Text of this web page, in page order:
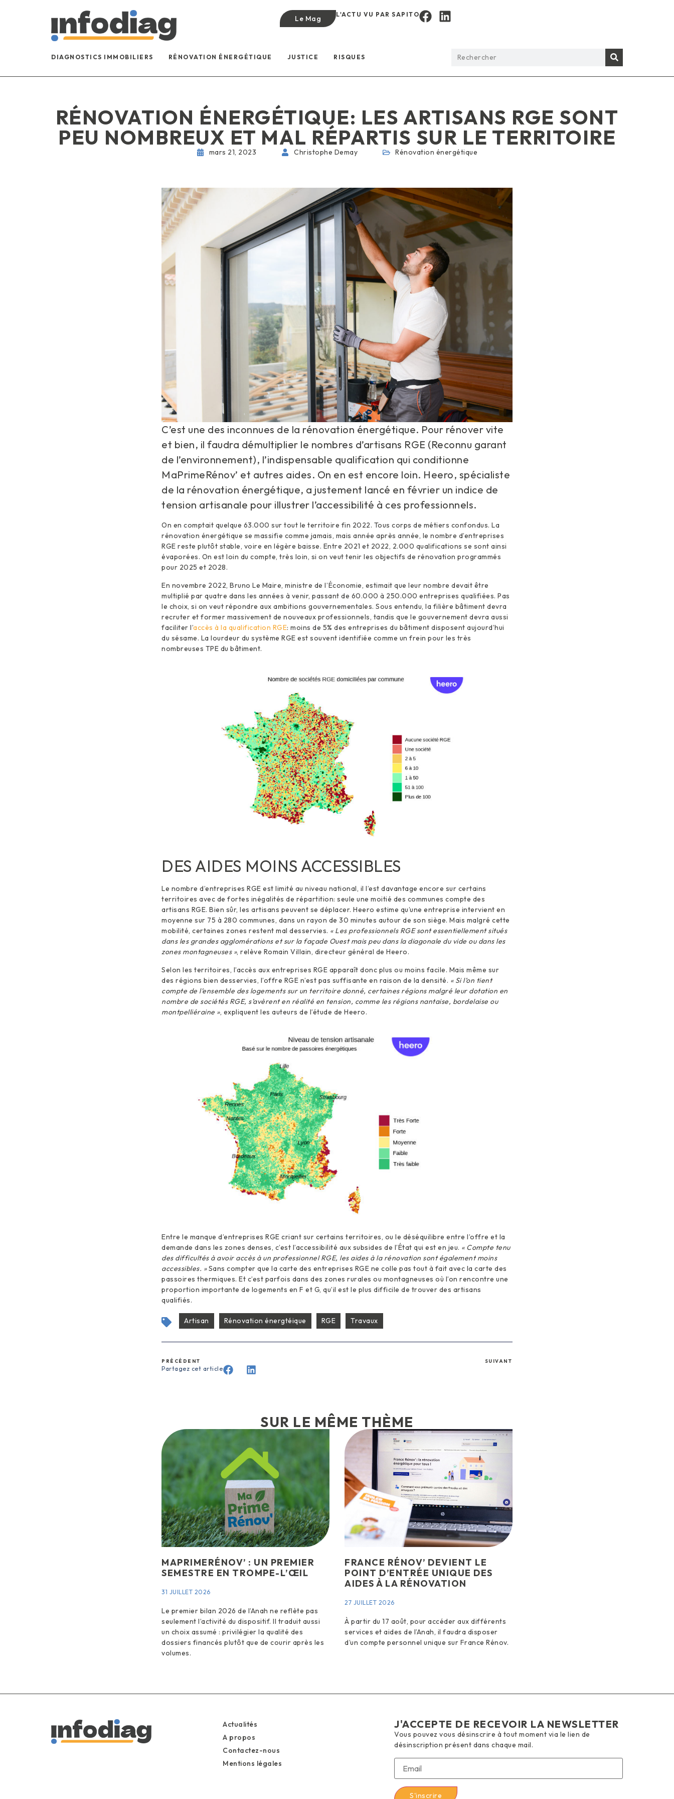
Le Mag L'ACTU VU PAR SAPITO
DIAGNOSTICS IMMOBILIERS RÉNOVATION ÉNERGÉTIQUE JUSTICE RISQUES
RÉNOVATION ÉNERGÉTIQUE: LES ARTISANS RGE SONT
PEU NOMBREUX ET MAL RÉPARTIS SUR LE TERRITOIRE
mars 21, 2023 Christophe Demay Rénovation énergétique
C’est une des inconnues de la rénovation énergétique. Pour rénover vite
et bien, il faudra démultiplier le nombres d’artisans RGE (Reconnu garant
de l’environnement), l’indispensable qualification qui conditionne
MaPrimeRénov’ et autres aides. On en est encore loin. Heero, spécialiste
de la rénovation énergétique, a justement lancé en février un indice de
tension artisanale pour illustrer l’accessibilité à ces professionnels.
On en comptait quelque 63.000 sur tout le territoire fin 2022. Tous corps de métiers confondus. La
rénovation énergétique se massifie comme jamais, mais année après année, le nombre d’entreprises
RGE reste plutôt stable, voire en légère baisse. Entre 2021 et 2022, 2.000 qualifications se sont ainsi
évaporées. On est loin du compte, très loin, si on veut tenir les objectifs de rénovation programmés
pour 2025 et 2028.
En novembre 2022, Bruno Le Maire, ministre de l’Économie, estimait que leur nombre devait être
multiplié par quatre dans les années à venir, passant de 60.000 à 250.000 entreprises qualifiées. Pas
le choix, si on veut répondre aux ambitions gouvernementales. Sous entendu, la filière bâtiment devra
recruter et former massivement de nouveaux professionnels, tandis que le gouvernement devra aussi
faciliter l’accès à la qualification RGE: moins de 5% des entreprises du bâtiment disposent aujourd’hui
du sésame. La lourdeur du système RGE est souvent identifiée comme un frein pour les très
nombreuses TPE du bâtiment.
DES AIDES MOINS ACCESSIBLES
Le nombre d’entreprises RGE est limité au niveau national, il l’est davantage encore sur certains
territoires avec de fortes inégalités de répartition: seule une moitié des communes compte des
artisans RGE. Bien sûr, les artisans peuvent se déplacer. Heero estime qu’une entreprise intervient en
moyenne sur 75 à 280 communes, dans un rayon de 30 minutes autour de son siège. Mais malgré cette
mobilité, certaines zones restent mal desservies. « Les professionnels RGE sont essentiellement situés
dans les grandes agglomérations et sur la façade Ouest mais peu dans la diagonale du vide ou dans les
zones montagneuses », relève Romain Villain, directeur général de Heero.
Selon les territoires, l’accès aux entreprises RGE apparaît donc plus ou moins facile. Mais même sur
des régions bien desservies, l’offre RGE n’est pas suffisante en raison de la densité. « Si l’on tient
compte de l’ensemble des logements sur un territoire donné, certaines régions malgré leur dotation en
nombre de sociétés RGE, s’avèrent en réalité en tension, comme les régions nantaise, bordelaise ou
montpelliéraine », expliquent les auteurs de l’étude de Heero.
Entre le manque d’entreprises RGE criant sur certains territoires, ou le déséquilibre entre l’offre et la
demande dans les zones denses, c’est l’accessibilité aux subsides de l’État qui est en jeu. « Compte tenu
des difficultés à avoir accès à un professionnel RGE, les aides à la rénovation sont également moins
accessibles. »Sans compter que la carte des entreprises RGE ne colle pas tout à fait avec la carte des
passoires thermiques. Et c’est parfois dans des zones rurales ou montagneuses où l’on rencontre une
proportion importante de logements en F et G, qu’il est le plus difficile de trouver des artisans
qualifiés.
Artisan Rénovation énergtéique RGE Travaux
PRÉCÉDENT SUIVANT
Partagez cet article
SUR LE MÊME THÈME
MAPRIMERÉNOV’ : UN PREMIER
SEMESTRE EN TROMPE-L’ŒIL
31 JUILLET 2026
Le premier bilan 2026 de l’Anah ne reflète pas
seulement l’activité du dispositif. Il traduit aussi
un choix assumé : privilégier la qualité des
dossiers financés plutôt que de courir après les
volumes.
FRANCE RÉNOV’ DEVIENT LE
POINT D’ENTRÉE UNIQUE DES
AIDES À LA RÉNOVATION
27 JUILLET 2026
À partir du 17 août, pour accéder aux différents
services et aides de l’Anah, il faudra disposer
d’un compte personnel unique sur France Rénov.
Actualités
A propos
Contactez-nous
Mentions légales
J'ACCEPTE DE RECEVOIR LA NEWSLETTER
Vous pouvez vous désinscrire à tout moment via le lien de
désinscription présent dans chaque mail.